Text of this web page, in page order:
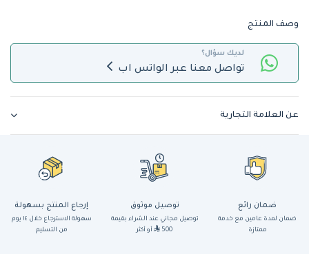
وصف المنتج
لديك سؤال؟
تواصل معنا عبر الواتس اب
عن العلامة التجارية
ضمان رائع
ضمان لمدة عامين مع خدمة
ممتازة
توصيل موثوق
توصيل مجاني عند الشراء بقيمة
500
أو أكثر
إرجاع المنتج بسهولة
سهولة الاسترجاع خلال ١٤ يوم
من التسليم